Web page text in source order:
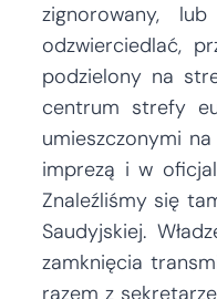
zignorowany,
odzwierciedlać,
podzielony na
centrum strefy
umieszczonymi
imprezą i w
Znaleźliśmy się
Saudyjskiej.
zamknięcia
razem z